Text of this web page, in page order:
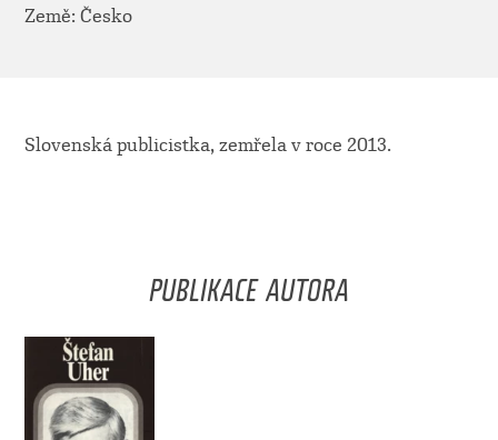
Země: Česko
Slovenská publicistka, zemřela v roce 2013.
PUBLIKACE AUTORA